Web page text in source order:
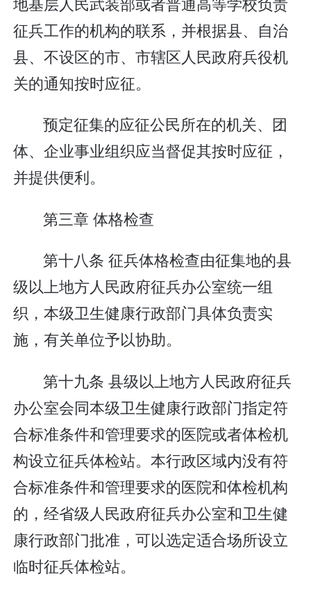
征兵工作的机构的联系，并根据县、自治
县、不设区的市、市辖区人民政府兵役机
关的通知按时应征。
预定征集的应征公民所在的机关、团
体、企业事业组织应当督促其按时应征，
并提供便利。
第三章 体格检查
第十八条 征兵体格检查由征集地的县
级以上地方人民政府征兵办公室统一组
织，本级卫生健康行政部门具体负责实
施，有关单位予以协助。
第十九条 县级以上地方人民政府征兵
办公室会同本级卫生健康行政部门指定符
合标准条件和管理要求的医院或者体检机
构设立征兵体检站。本行政区域内没有符
合标准条件和管理要求的医院和体检机构
的，经省级人民政府征兵办公室和卫生健
康行政部门批准，可以选定适合场所设立
临时征兵体检站。